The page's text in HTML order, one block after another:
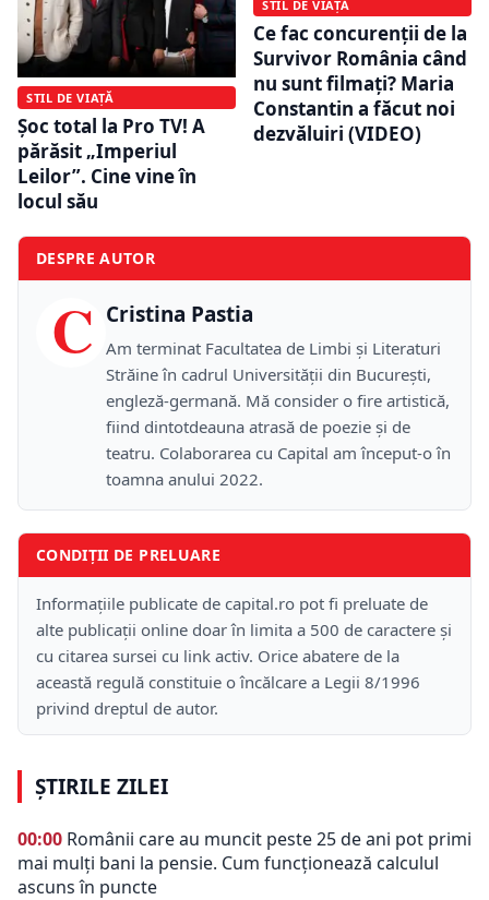
STIL DE VIAȚĂ
Șoc total la Pro TV! A
părăsit „Imperiul
Leilor”. Cine vine în
locul său
STIL DE VIAȚĂ
Ce fac concurenții de la
Survivor România când
nu sunt filmați? Maria
Constantin a făcut noi
dezvăluiri (VIDEO)
DESPRE AUTOR
C Cristina Pastia
Am terminat Facultatea de Limbi și Literaturi
Străine în cadrul Universității din București,
engleză-germană. Mă consider o fire artistică,
fiind dintotdeauna atrasă de poezie și de
teatru. Colaborarea cu Capital am început-o în
toamna anului 2022.
CONDIȚII DE PRELUARE
Informațiile publicate de capital.ro pot fi preluate de
alte publicații online doar în limita a 500 de caractere și
cu citarea sursei cu link activ. Orice abatere de la
această regulă constituie o încălcare a Legii 8/1996
privind dreptul de autor.
ȘTIRILE ZILEI
00:00 Românii care au muncit peste 25 de ani pot primi
mai mulți bani la pensie. Cum funcționează calculul
ascuns în puncte